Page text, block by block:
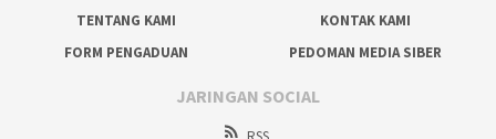
TENTANG KAMI
KONTAK KAMI
FORM PENGADUAN
PEDOMAN MEDIA SIBER
JARINGAN SOCIAL